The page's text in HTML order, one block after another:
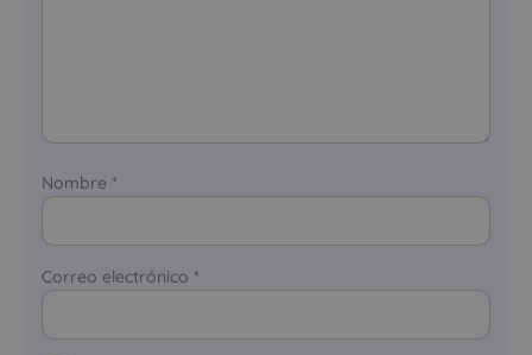
Nombre *
Correo electrónico *